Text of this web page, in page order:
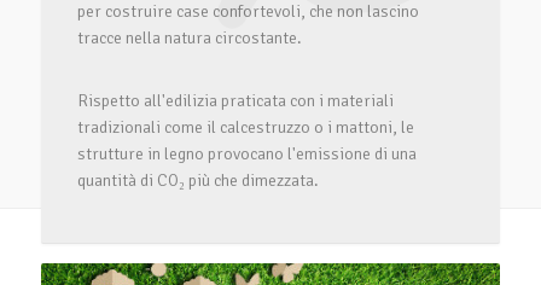
per costruire case confortevoli, che non lascino
tracce nella natura circostante.
Rispetto all'edilizia praticata con i materiali
tradizionali come il calcestruzzo o i mattoni, le
strutture in legno provocano l'emissione di una
quantità di CO₂ più che dimezzata.